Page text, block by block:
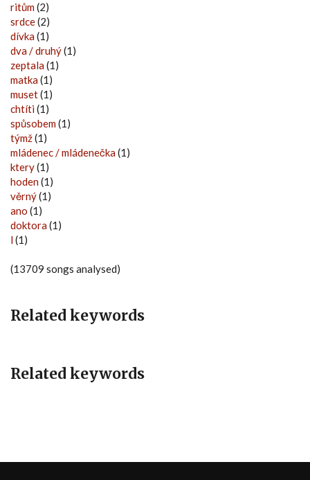
ritům(2)
srdce(2)
dívka(1)
dva / druhý(1)
zeptala(1)
matka(1)
muset(1)
chtíti(1)
spůsobem(1)
týmž(1)
mládenec / mládenečka(1)
ktery(1)
hoden(1)
věrný(1)
ano (1)
doktora(1)
l(1)
(13709 songs analysed)
Related keywords
Related keywords